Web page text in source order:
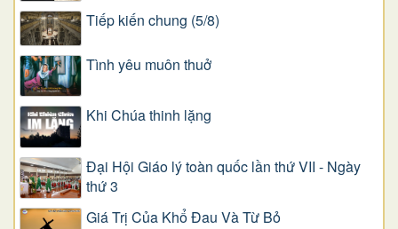
Tiếp kiến chung (5/8)
Tình yêu muôn thuở
Khi Chúa thinh lặng
Đại Hội Giáo lý toàn quốc lần thứ VII - Ngày
thứ 3
Giá Trị Của Khổ Ðau Và Từ Bỏ